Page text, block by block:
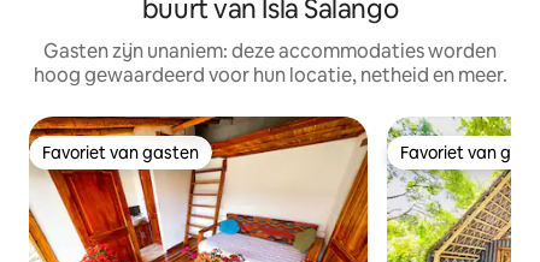
buurt van Isla Salango
Gasten zijn unaniem: deze accommodaties worden
hoog gewaardeerd voor hun locatie, netheid en meer.
Favoriet van gasten
Favoriet van gasten Favoriet van
Favoriet van